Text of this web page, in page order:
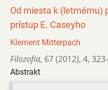
Od miesta k (letmému)
prístup E. Caseyho
Klement Mitterpach
Filozofia, 67 (2012), 4,
Abstrakt